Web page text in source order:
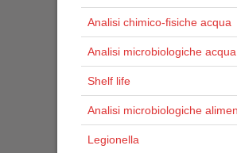
Analisi chimico-fisiche acqua
Analisi microbiologiche acqua
Shelf life
Analisi microbiologiche
Legionella